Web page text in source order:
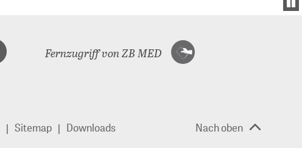
Fernzugriff von ZB MED
Sitemap Downloads Nach oben